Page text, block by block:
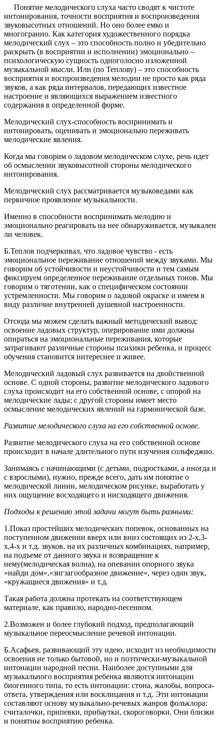
Понятие мелодического слуха часто сводят к чистоте
интонирования, точности восприятия и воспроизведения
звуковысотных отношений. Но оно более емко и
многогранно. Как категория художественного порядка
мелодический слух – это способность полно и убедительно
раскрыть (в восприятии и исполнении) эмоционально –
психологическую сущность одноголосно изложенной
музыкальной мысли. Или (по Теплову) – это способность
восприятия и воспроизведения мелодии не просто как ряда
звуков, а как ряда интервалов, передающих известное
настроение и являющихся выражением известного
содержания в определенной форме.
Мелодический слух-способность воспринимать и
интонировать, оценивать и эмоционально переживать
мелодические явления.
Когда мы говорим о ладовом мелодическом слухе, речь идет
об осмыслении звуковысотной стороны мелодического
интонирования.
Мелодический слух рассматривается музыковедами как
первичное проявление музыкальности.
Именно в способности воспринимать мелодию и
эмоционально реагировать на нее обнаруживается, музыкален
ли человек.
Б.Теплов подчеркивал, что ладовое чувство - есть
эмоциональное переживание отношений между звуками. Мы
говорим об устойчивости и неустойчивости и тем самым
фиксируем определенное переживание отдельных тонов. Мы
говорим о тяготении, как о специфическом состоянии
устремленности. Мы говорим о ладовой окраске и имеем в
виду различие внутренней душевной настроенности.
Отсюда мы можем сделать важный методический вывод:
освоение ладовых структур, оперирование ими должны
опираться на эмоциональные переживания, которые
затрагивают различные стороны психики ребенка, и процесс
обучения становится интереснее и живее.
Мелодический ладовый слух развивается на двойственной
основе. С одной стороны, развитие мелодического ладового
слуха происходит на его собственной основе, с опорой на
мелодические лады; с другой стороны имеет место
осмысление мелодических явлений на гармонической базе.
Развитие мелодического слуха на его собственной основе.
Развитие мелодического слуха на его собственной основе
происходит в начале длительного пути изучения сольфеджио.
Занимаясь с начинающими (с детьми, подростками, а иногда и
с взрослыми), нужно, прежде всего, дать им понятие о
мелодической линии, мелодическом рисунке, выработать у
них ощущение восходящего и нисходящего движения.
Подходы к решению этой задачи могут быть разными:
1.Показ простейших мелодических попевок, основанных на
поступенном движении вверх или вниз состоящих из 2-х,3-
х,4-х и т.д. звуков, на их различных комбинациях, например,
на подъеме от данного звука и возвращение к
нему(мелодическая волна), на опевании опорного звука
«найди дом»,«зигзагообразное движение», через один звук,
«кружащиеся движения» и т.д.
Такая работа должна протекать на соответствующем
материале, как правило, народно-песенном.
2.Возможен и более глубокий подход, предполагающий
музыкальное переосмысление речевой интонации.
Б.Асафьев, развивающий эту идею, исходит из необходимости
освоения не только бытовой, но и поэтически-музыкальной
интонации народной песни. Наиболее доступными для
музыкального восприятия ребенка являются интонации
биогенного типа, то есть интонации: стона, жалобы, вопроса-
ответа, утверждения или восклицания и т.д. Эти интонации
составляют основу музыкально-речевых жанров фольклора:
считалочки, припевки, прибаутки, скороговорки. Они близки
и понятны восприятию ребенка.